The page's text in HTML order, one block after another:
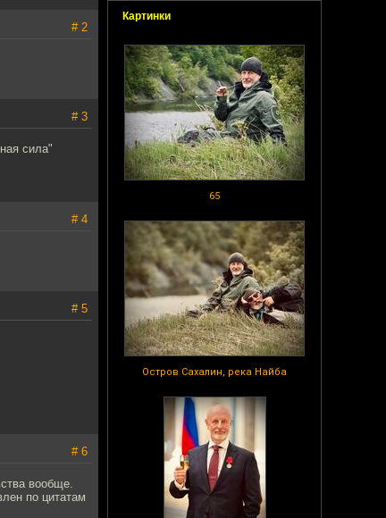
Картинки
65
Остров Сахалин, река Найба
# 2
# 3
сила"
# 4
# 5
# 6
вообще.
по цитатам